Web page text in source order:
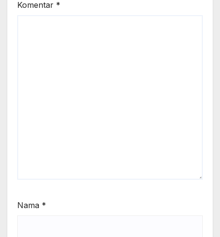
Komentar *
Nama *